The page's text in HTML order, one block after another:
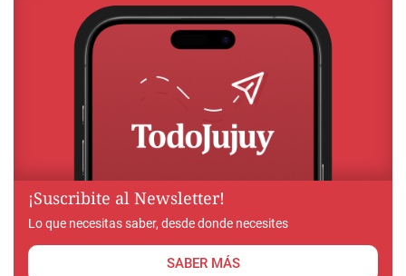
¡Suscribite al Newsletter!
Lo que necesitas saber, desde donde necesites
SABER MÁS